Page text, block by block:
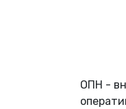
ОПН -